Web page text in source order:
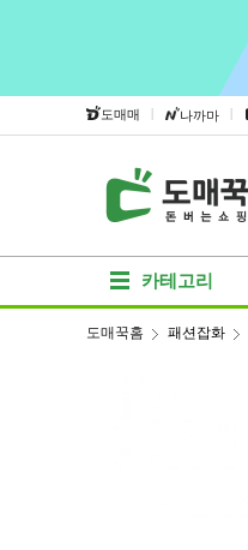
도매매 | 나까마 |
카테고리
도매꾹홈 패션잡화